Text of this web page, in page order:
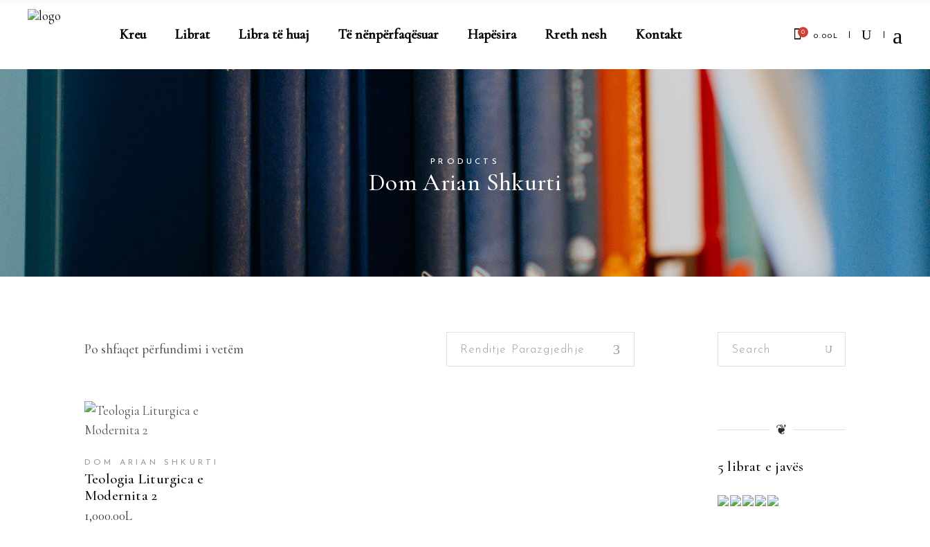
Kreu Librat Libra të huaj Të nënpërfaqësuar Hapësira Rreth nesh Kontakt 0 0.00 L
No products in the cart.
PRODUCTS
Dom Arian Shkurti
Po shfaqet përfundimi i vetëm Renditje Parazgjedhje
SHTOJE NË SHPORTË
DOM ARIAN SHKURTI
Teologia Liturgica e
Modernita 2
1,000.00L
Search
❦
5 librat e javës